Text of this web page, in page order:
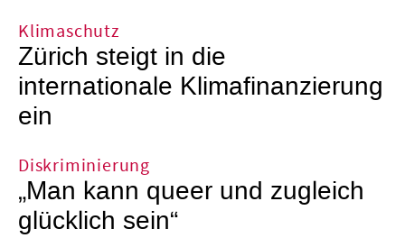
Klimaschutz
Zürich steigt in die
internationale Klimafinanzierung
ein
Diskriminierung
„Man kann queer und zugleich
glücklich sein“